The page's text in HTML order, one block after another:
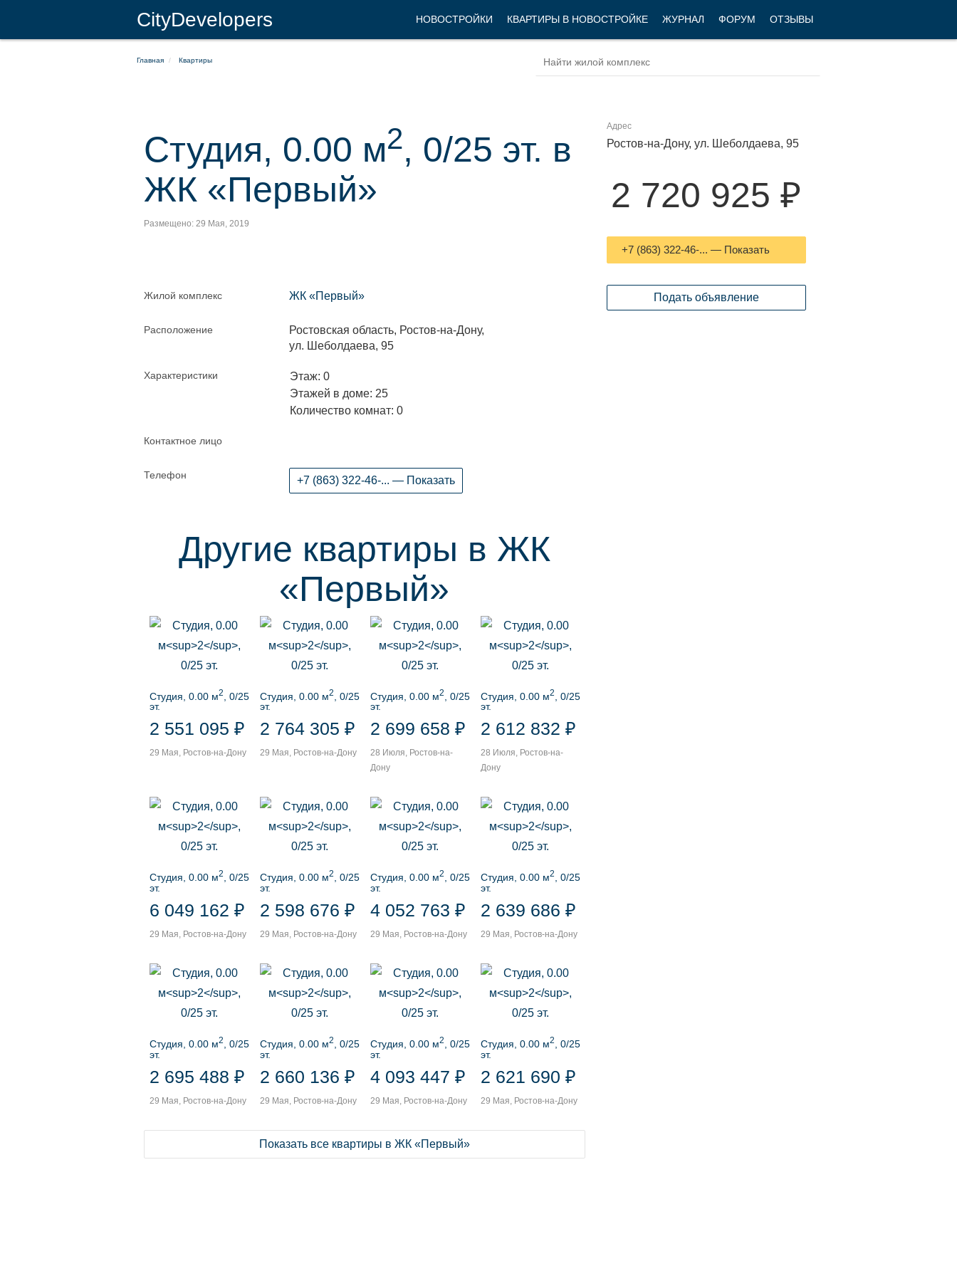
CityDevelopers НОВОСТРОЙКИ КВАРТИРЫ В НОВОСТРОЙКЕ ЖУРНАЛ ФОРУМ ОТЗЫВЫ
Главная Квартиры
Студия, 0.00 м2, 0/25 эт. в
ЖК «Первый»
Размещено: 29 Мая, 2019
Жилой комплекс ЖК «Первый»
Расположение
Ростовская область, Ростов-на-Дону,
ул. Шеболдаева, 95
Характеристики
Этаж: 0
Этажей в доме: 25
Количество комнат: 0
Контактное лицо
Телефон +7 (863) 322-46-... — Показать
Другие квартиры в ЖК
«Первый»
Студия, 0.00 м2
, 0/25
эт.
2 551 095 ₽
29 Мая, Ростов-на-Дону
Студия, 0.00 м2
, 0/25
эт.
2 764 305 ₽
29 Мая, Ростов-на-Дону
Студия, 0.00 м2
, 0/25
эт.
2 699 658 ₽
28 Июля, Ростов-на-
Дону
Студия, 0.00 м2
, 0/25
эт.
2 612 832 ₽
28 Июля, Ростов-на-
Дону
Студия, 0.00 м2
, 0/25
эт.
6 049 162 ₽
29 Мая, Ростов-на-Дону
Студия, 0.00 м2
, 0/25
эт.
2 598 676 ₽
29 Мая, Ростов-на-Дону
Студия, 0.00 м2
, 0/25
эт.
4 052 763 ₽
29 Мая, Ростов-на-Дону
Студия, 0.00 м2
, 0/25
эт.
2 639 686 ₽
29 Мая, Ростов-на-Дону
Студия, 0.00 м2
, 0/25
эт.
2 695 488 ₽
29 Мая, Ростов-на-Дону
Студия, 0.00 м2
, 0/25
эт.
2 660 136 ₽
29 Мая, Ростов-на-Дону
Студия, 0.00 м2
, 0/25
эт.
4 093 447 ₽
29 Мая, Ростов-на-Дону
Студия, 0.00 м2
, 0/25
эт.
2 621 690 ₽
29 Мая, Ростов-на-Дону
Показать все квартиры в ЖК «Первый»
Адрес
Ростов-на-Дону, ул. Шеболдаева, 95
2 720 925 ₽
+7 (863) 322-46-... — Показать
Подать объявление